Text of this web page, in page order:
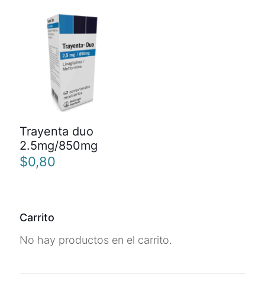
Trayenta duo
2.5mg/850mg
$0,80
Carrito
No hay productos en el carrito.